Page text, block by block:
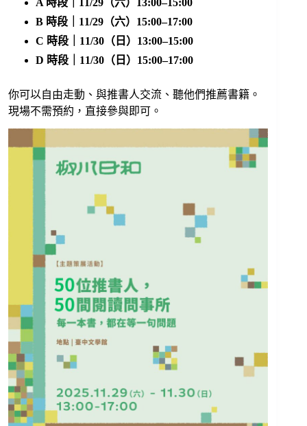
B 時段｜ 11/29（六）15:00–17:00
C 時段｜ 11/30（日）13:00–15:00
D 時段｜ 11/30（日）15:00–17:00
你可以自由走動、與推書人交流、聽他們推薦書籍。
現場不需預約，直接參與即可。